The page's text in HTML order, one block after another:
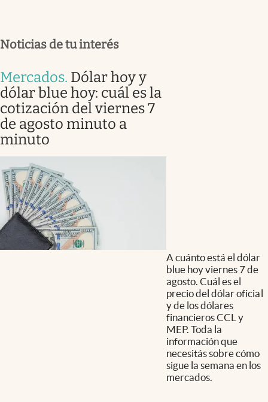
Noticias de tu interés
Mercados. Dólar hoy y
dólar blue hoy: cuál es la
cotización del viernes 7
de agosto minuto a
minuto
A cuánto está el dólar
blue hoy viernes 7 de
agosto. Cuál es el
precio del dólar oficial
y de los dólares
financieros CCL y
MEP. Toda la
información que
necesitás sobre cómo
sigue la semana en los
mercados.